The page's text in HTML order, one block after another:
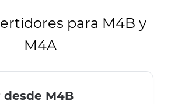
para M4B y
M4A
M4B